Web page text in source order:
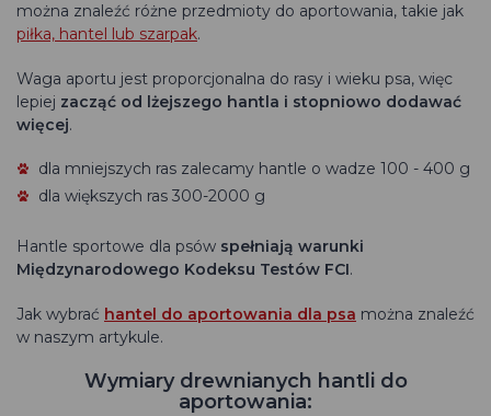
można znaleźć różne przedmioty do aportowania, takie jak
piłka, hantel lub szarpak.
Waga aportu jest proporcjonalna do rasy i wieku psa, więc
lepiej zacząć od lżejszego hantla i stopniowo dodawać
więcej.
dla mniejszych ras zalecamy hantle o wadze 100 - 400 g
dla większych ras 300-2000 g
Hantle sportowe dla psów spełniają warunki
Międzynarodowego Kodeksu Testów FCI.
Jak wybrać hantel do aportowania dla psa można znaleźć
w naszym artykule.
Wymiary drewnianych hantli do
aportowania: